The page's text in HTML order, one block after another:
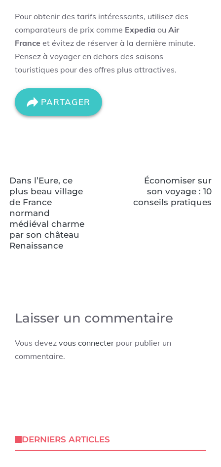
Pour obtenir des tarifs intéressants, utilisez des
comparateurs de prix comme Expedia ou Air
France et évitez de réserver à la dernière minute.
Pensez à voyager en dehors des saisons
touristiques pour des offres plus attractives.
PARTAGER
Dans l’Eure, ce
plus beau village
de France
normand
médiéval charme
par son château
Renaissance
Économiser sur
son voyage : 10
conseils pratiques
Laisser un commentaire
Vous devez vous connecter pour publier un
commentaire.
DERNIERS ARTICLES